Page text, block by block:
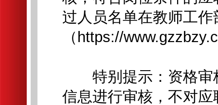
过人员名单在教师工
（https://
特别提示：资格审
信息进行审核，不对